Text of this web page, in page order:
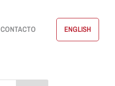
CONTACTO ENGLISH